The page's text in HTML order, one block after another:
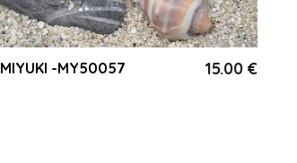
MIYUKI -MY50057 15.00 €